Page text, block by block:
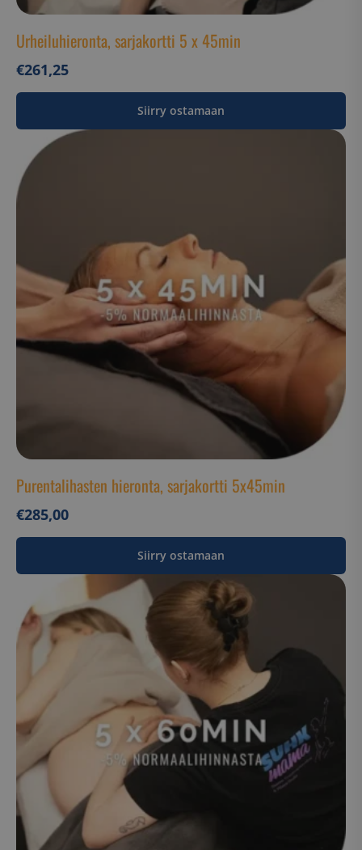
Urheiluhieronta, sarjakortti 5 x 45min
€261,25
Siirry ostamaan
Purentalihasten hieronta, sarjakortti 5x45min
€285,00
Siirry ostamaan